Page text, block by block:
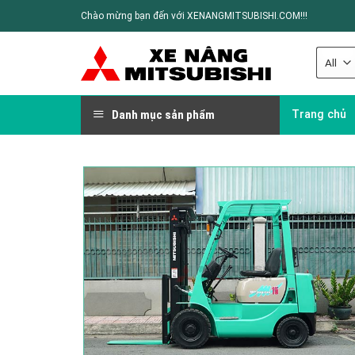
Chào mừng bạn đến với XENANGMITSUBISHI.COM!!!
Danh mục sản phẩm Trang chủ